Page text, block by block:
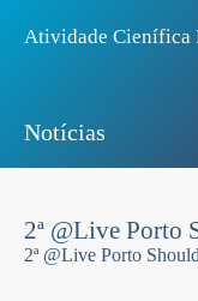
Atividade Ciení­fica
Notí­cias
2ª @Live Porto
2ª @Live Porto